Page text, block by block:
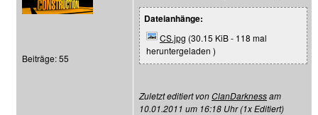
Beiträge: 55
Dateianhänge:
CS.jpg (30.15 KiB - 118 mal
heruntergeladen )
Zuletzt editiert vonClanDarknessam
10.01.2011 um 16:18 Uhr (1x Editiert)